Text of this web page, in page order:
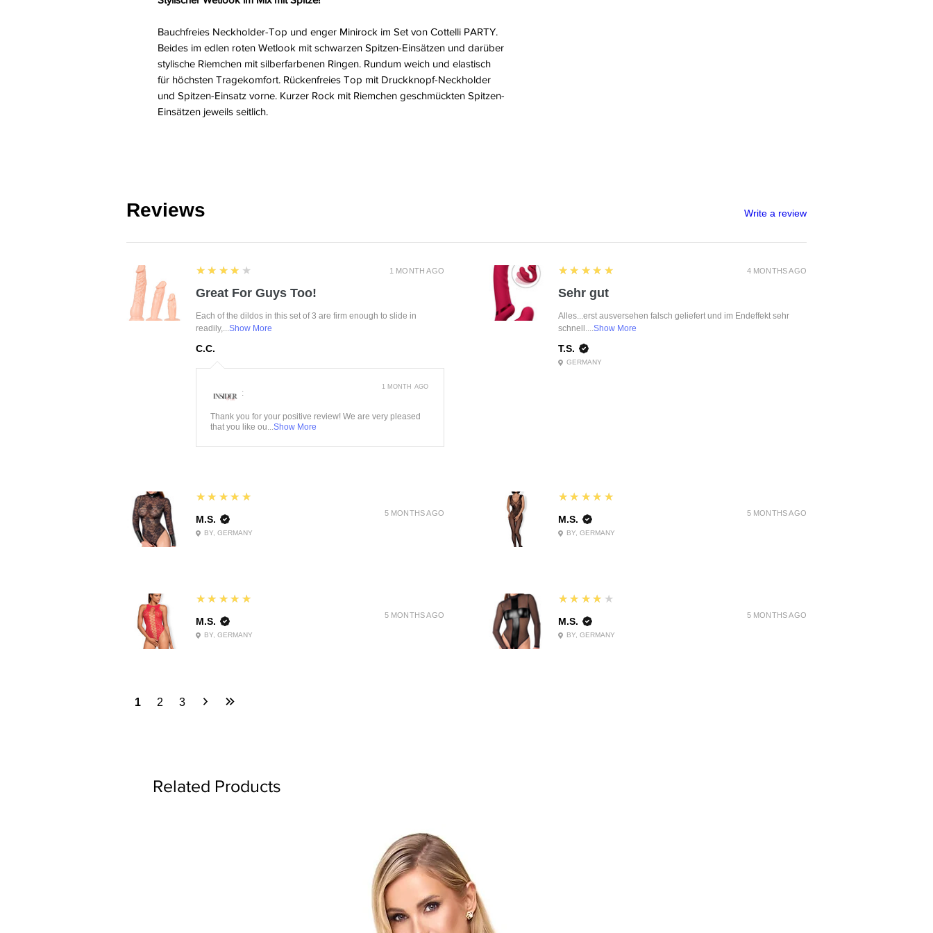
Bauchfreies Neckholder-Top und enger Minirock im Set von Cottelli PARTY.
Beides im edlen roten Wetlook mit schwarzen Spitzen-Einsätzen und darüber
stylische Riemchen mit silberfarbenen Ringen. Rundum weich und elastisch
für höchsten Tragekomfort. Rückenfreies Top mit Druckknopf-Neckholder
und Spitzen-Einsatz vorne. Kurzer Rock mit Riemchen geschmückten Spitzen-
Einsätzen jeweils seitlich.
Reviews Write a review
1 MONTH AGO
4
★★★★★
Great For Guys Too!
Each of the dildos in this set of 3 are firm enough to slide in
readily,...Show More
C.C.
:
Thank you for your positive review! We are very pleased
that you like ou...Show More
1 MONTH AGO
4 MONTHS AGO
5
★★★★★
Sehr gut
Alles...erst ausversehen falsch geliefert und im Endeffekt sehr
schnell....Show More
T.S.
GERMANY
5 MONTHS AGO
5
★★★★★
M.S.
BY, GERMANY
5 MONTHS AGO
5
★★★★★
M.S.
BY, GERMANY
5 MONTHS AGO
5
★★★★★
M.S.
BY, GERMANY
5 MONTHS AGO
4
★★★★★
M.S.
BY, GERMANY
1 2 3
Related Products